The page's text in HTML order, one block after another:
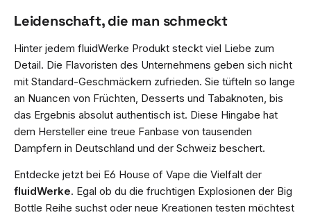
Leidenschaft, die man schmeckt
Hinter jedem fluidWerke Produkt steckt viel Liebe zum
Detail. Die Flavoristen des Unternehmens geben sich nicht
mit Standard-Geschmäckern zufrieden. Sie tüfteln so lange
an Nuancen von Früchten, Desserts und Tabaknoten, bis
das Ergebnis absolut authentisch ist. Diese Hingabe hat
dem Hersteller eine treue Fanbase von tausenden
Dampfern in Deutschland und der Schweiz beschert.
Entdecke jetzt bei E6 House of Vape die Vielfalt der
fluidWerke. Egal ob du die fruchtigen Explosionen der Big
Bottle Reihe suchst oder neue Kreationen testen möchtest